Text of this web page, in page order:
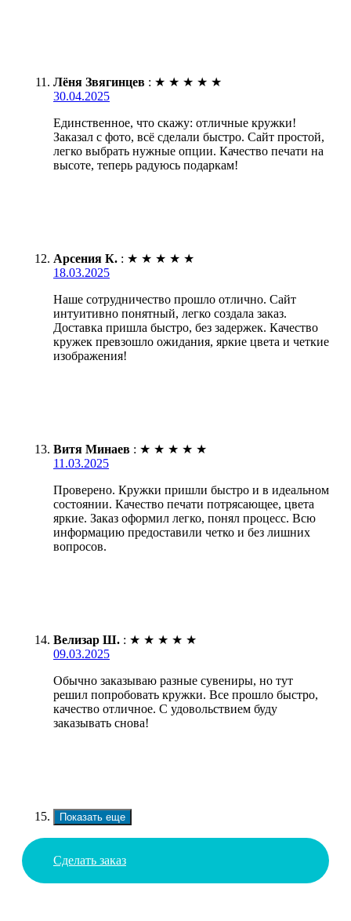
Лёня Звягинцев : ★ ★ ★ ★ ★
30.04.2025
Единственное, что скажу: отличные кружки!
Заказал с фото, всё сделали быстро. Сайт простой,
легко выбрать нужные опции. Качество печати на
высоте, теперь радуюсь подаркам!
Арсения К. : ★ ★ ★ ★ ★
18.03.2025
Наше сотрудничество прошло отлично. Сайт
интуитивно понятный, легко создала заказ.
Доставка пришла быстро, без задержек. Качество
кружек превзошло ожидания, яркие цвета и четкие
изображения!
Витя Минаев : ★ ★ ★ ★ ★
11.03.2025
Проверено. Кружки пришли быстро и в идеальном
состоянии. Качество печати потрясающее, цвета
яркие. Заказ оформил легко, понял процесс. Всю
информацию предоставили четко и без лишних
вопросов.
Велизар Ш. : ★ ★ ★ ★ ★
09.03.2025
Обычно заказываю разные сувениры, но тут
решил попробовать кружки. Все прошло быстро,
качество отличное. С удовольствием буду
заказывать снова!
Показать еще
Сделать заказ